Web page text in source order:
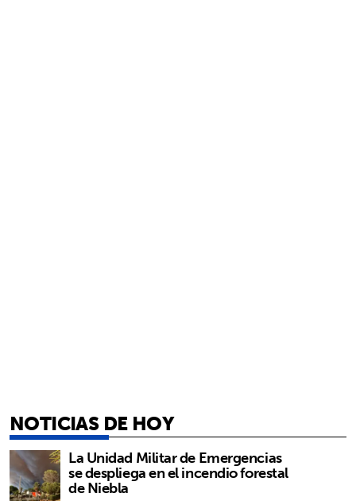
NOTICIAS DE HOY
La Unidad Militar de Emergencias
se despliega en el incendio forestal
de Niebla